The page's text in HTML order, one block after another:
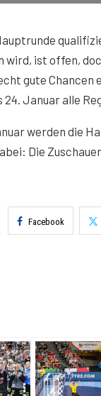
wird, ist offen,
gute Chancen
24. Januar alle
werden die
Die
Facebook